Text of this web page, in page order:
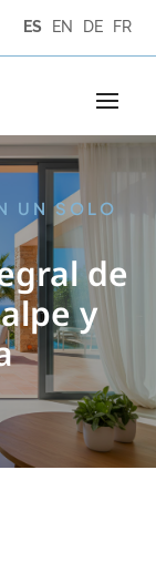
ES EN DE FR
UN SOLO
de
y